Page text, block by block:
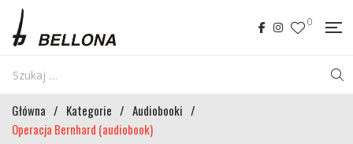
0
Główna / Kategorie / Audiobooki /
Operacja Bernhard (audiobook)